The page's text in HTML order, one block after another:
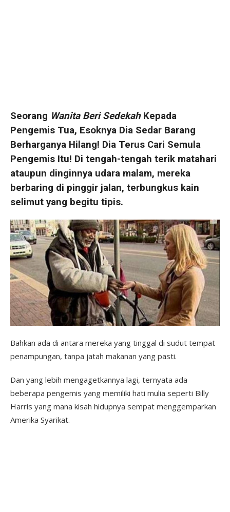
Seorang Wanita Beri SedekahKepada
Pengemis Tua, Esoknya Dia Sedar Barang
Berharganya Hilang! Dia Terus Cari Semula
Pengemis Itu! Di tengah-tengah terik matahari
ataupun dinginnya udara malam, mereka
berbaring di pinggir jalan, terbungkus kain
selimut yang begitu tipis.
Bahkan ada di antara mereka yang tinggal di sudut tempat
penampungan, tanpa jatah makanan yang pasti.
Dan yang lebih mengagetkannya lagi, ternyata ada
beberapa pengemis yang memiliki hati mulia seperti Billy
Harris yang mana kisah hidupnya sempat menggemparkan
Amerika Syarikat.